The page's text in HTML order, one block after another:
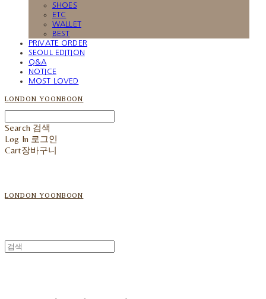
SHOES
ETC
WALLET
BEST
PRIVATE ORDER
SEOUL EDITION
Q&A
NOTICE
MOST LOVED
LONDON YOONBOON
Search 검색
Log In 로그인
Cart장바구니
LONDON YOONBOON